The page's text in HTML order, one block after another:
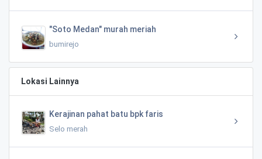
"Soto Medan" murah meriah
bumirejo
Lokasi Lainnya
Kerajinan pahat batu bpk faris
Selo merah